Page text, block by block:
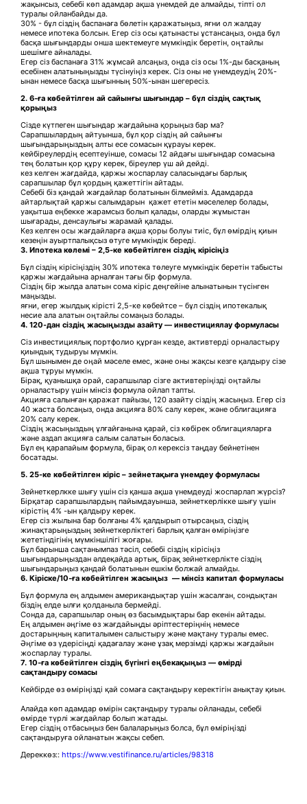
жақынсыз, себебі көп адамдар ақша үнемдей де алмайды, тіпті ол
туралы ойланбайды да.
30% - бұл сіздің баспанаға бөлетін қаражатыңыз, яғни ол жалдау
немесе ипотека болсын. Егер сіз осы қатынасты ұстансаңыз, онда бұл
басқа шығындарды онша шектемеуге мүмкіндік беретін, оңтайлы
шешімге айналады.
Егер сіз баспанаға 31% жұмсай алсаңыз, онда сіз осы 1%-ды басқаның
есебінен алатыныңызды түсінуіңіз керек. Сіз оны не үнемдеудің 20%-
ынан немесе басқа шығынның 50%-ынан шегересіз.
2. 6-ға көбейтілген ай сайынғы шығындар – бұл сіздің сақтық
қорыңыз
Сізде күтпеген шығындар жағдайына қорыңыз бар ма?
Сарапшылардың айтуынша, бұл қор сіздің ай сайынғы
шығындарыңыздың алты есе сомасын құрауы керек.
кейбіреулердің есептеуінше, сомасы 12 айдағы шығындар сомасына
тең болатын қор құру керек, біреулер үш ай дейді.
кез келген жағдайда, қаржы жоспарлау саласындағы барлық
сарапшылар бұл қордың қажеттігін айтады.
Себебі біз қандай жағдайлар болатынын білмейміз. Адамдарда
айтарлықтай қаржы салымдарын қажет ететін мәселелер болады,
уақытша еңбекке жарамсыз болып қалады, оларды жұмыстан
шығарады, денсаулығы жарамай қалады.
Кез келген осы жағдайларға ақша қоры болуы тиіс, бұл өмірдің қиын
кезеңін ауыртпалықсыз өтуге мүмкіндік береді.
3. Ипотека көлемі – 2,5-ке көбейтілген сіздің кірісіңіз
Бұл сіздің кірісіңіздің 30% ипотека төлеуге мүмкіндік беретін табысты
қаржы жағдайына арналған тағы бір формула.
Сіздің бір жылда алатын сома кіріс деңгейіне алынатынын түсінген
маңызды.
яғни, егер жылдық кірісті 2,5-ке көбейтсе – бұл сіздің ипотекалық
несие ала алатын оңтайлы сомаңыз болады.
4. 120-дан сіздің жасыңызды азайту — инвестициялау формуласы
Сіз инвестициялық портфолио құрған кезде, активтерді орналастыру
қиындық тудыруы мүмкін.
Бұл шынымен де оңай мәселе емес, және оны жақсы кезге қалдыру сізе
ақша тұруы мүмкін.
Бірақ, қуанышқа орай, сарапшылар сізге активтеріңізді оңтайлы
орналастыру үшін мінсіз формула ойлап тапты.
Акцияға салынған қаражат пайызы, 120 азайту сіздің жасыңыз. Егер сіз
40 жаста болсаңыз, онда акцияға 80% салу керек, және облигацияға
20% салу керек.
Сіздің жасыңыздың ұлғайғанына қарай, сіз көбірек облигацияларға
және аздап акцияға салым салатын боласыз.
Бұл ең қарапайым формула, бірақ ол керексіз таңдау бейнетінен
босатады.
5. 25-ке көбейтілген кіріс – зейнетақыға үнемдеу формуласы
Зейнеткерлкке шығу үшін сіз қанша ақша үнемдеуді жоспарлап жүрсіз?
Бірқатар сарапшылардың пайымдауынша, зейнеткерлікке шығу үшін
кірістің 4% -ын қалдыру керек.
Егер сіз жылына бар болғаны 4% қалдырып отырсаңыз, сіздің
жинақтарыңыздың зейнеткерліктегі барлық қалған өміріңізге
жететіндігінің мүмкіншілігі жоғары.
Бұл барынша сақтанымпаз тәсіл, себебі сіздің кірісіңіз
шығындарыңыздан әлдеқайда артық, бірақ зейнеткерлікте сіздің
шығындарыңыз қандай болатынын ешкім болжай алмайды.
6. Кіріске/10-ға көбейтілген жасыңыз — мінсіз капитал формуласы
Бұл формула ең алдымен американдықтар үшін жасалған, сондықтан
біздің елде ылғи қолданыла бермейді.
Сонда да, сарапшылар оның өз басымдықтары бар екенін айтады.
Ең алдымен әңгіме өз жағдайыңды әріптестеріңнің немесе
достарыңның капиталымен салыстыру және мақтану туралы емес.
Әңгіме өз үдерісіңді қадағалау және ұзақ мерзімді қаржы жағдайын
жоспарлау туралы.
7. 10-ға көбейтілген сіздің бүгінгі еңбекақыңыз — өмірді
сақтандыру сомасы
Кейбірде өз өміріңізді қай сомаға сақтандыру керектігін анықтау қиын.
Алайда көп адамдар өмірін сақтандыру туралы ойланады, себебі
өмірде түрлі жағдайлар болып жатады.
Егер сіздің отбасыңыз бен балаларыңыз болса, бұл өміріңізді
сақтандыруға ойланатын жақсы себеп.
Дереккөз:: https://www.vestifinance.ru/articles/98318